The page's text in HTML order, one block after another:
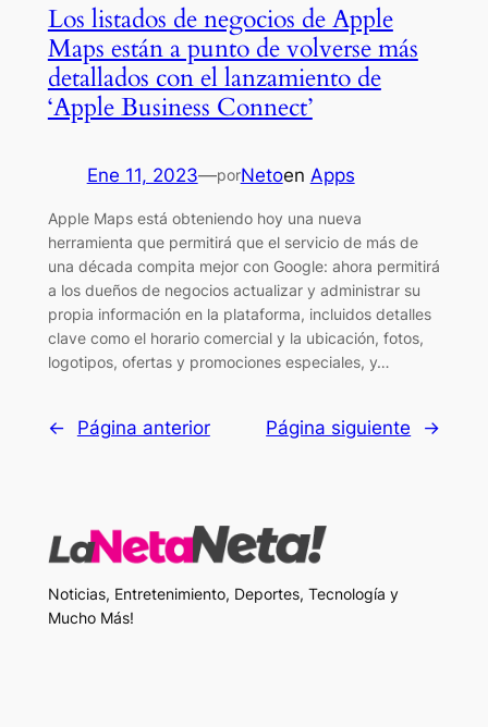
Los listados de negocios de Apple
Maps están a punto de volverse más
detallados con el lanzamiento de
‘Apple Business Connect’
Ene 11, 2023—porNetoen Apps
Apple Maps está obteniendo hoy una nueva
herramienta que permitirá que el servicio de más de
una década compita mejor con Google: ahora permitirá
a los dueños de negocios actualizar y administrar su
propia información en la plataforma, incluidos detalles
clave como el horario comercial y la ubicación, fotos,
logotipos, ofertas y promociones especiales, y…
← Página anterior Página siguiente →
Noticias, Entretenimiento, Deportes, Tecnología y
Mucho Más!